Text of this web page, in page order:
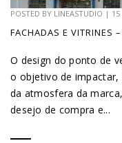
POSTED BY LINEASTUDIO |
FACHADAS E VITRINES
O design do ponto de
o objetivo de impactar,
da atmosfera da
desejo de compra e...